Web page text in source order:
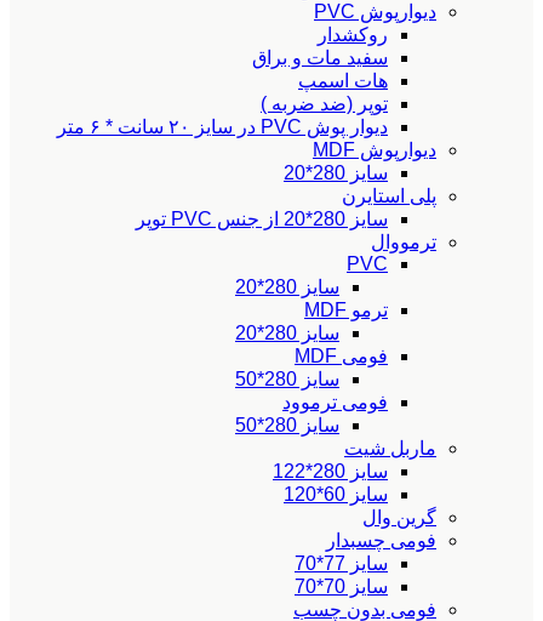
دیوارپوش PVC
روکشدار
سفید مات و براق
هات اسمپ
توپر (ضد ضربه )
دیوار پوش PVC در سایز ۲۰ سانت * ۶ متر
دیوارپوش MDF
سایز 280*20
پلی استایرن
سایز 280*20 از جنس PVC توپر
ترمووال
PVC
سایز 280*20
ترمو MDF
سایز 280*20
فومی MDF
سایز 280*50
فومی ترموود
سایز 280*50
ماربل شیت
سایز 280*122
سایز 60*120
گرین وال
فومی چسبدار
سایز 77*70
سایز 70*70
فومی بدون چسب